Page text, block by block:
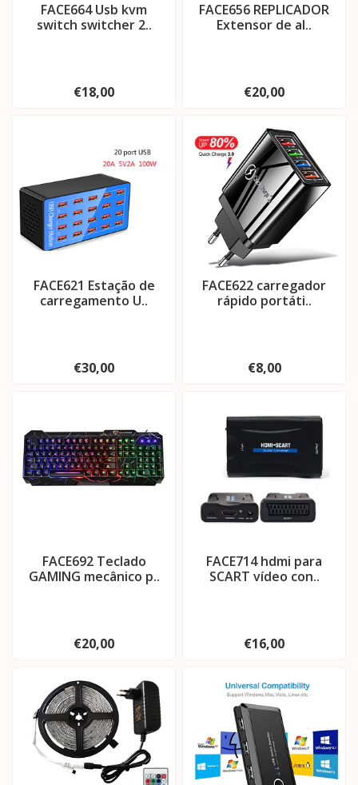
FACE664 Usb kvm
switch switcher 2..
€18,00
FACE656 REPLICADOR
Extensor de al..
€20,00
FACE621 Estação de
carregamento U..
€30,00
FACE622 carregador
rápido portáti..
€8,00
FACE692 Teclado
GAMING mecânico p..
€20,00
FACE714 hdmi para
SCART vídeo con..
€16,00